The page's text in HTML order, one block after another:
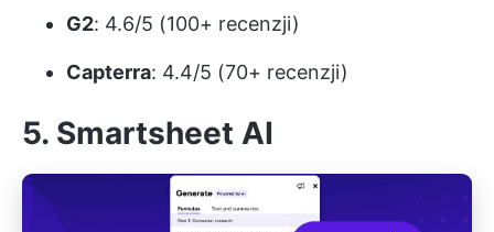
G2: 4.6/5 (100+ recenzji)
Capterra: 4.4/5 (70+ recenzji)
5. Smartsheet AI